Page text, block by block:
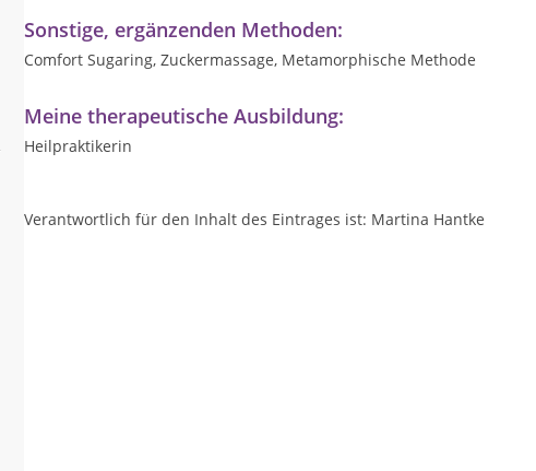
Sonstige, ergänzenden Methoden:
Comfort Sugaring, Zuckermassage, Metamorphische Methode
Meine therapeutische Ausbildung:
Heilpraktikerin
Verantwortlich für den Inhalt des Eintrages ist: Martina Hantke